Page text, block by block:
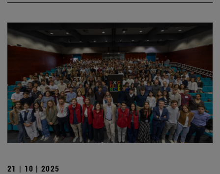
21 | 10 | 2025